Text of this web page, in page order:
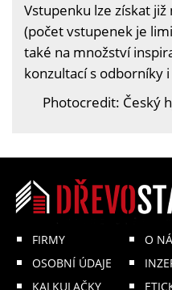
Vstupenku lze získat již
(počet vstupenek je
také na množství
konzultací s odborníky
Photocredit: Český
FIRMY
OSOBNÍ ÚDAJE
KALKULAČKY
O